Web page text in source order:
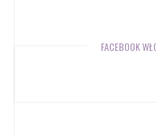
FACEBOOK